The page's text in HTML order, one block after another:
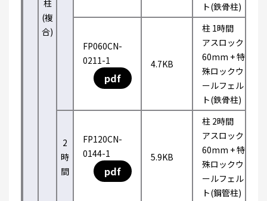
柱
(複
合)
ト(鉄骨柱)
FP060CN-
0211-1
pdf
4.7KB
柱 1時間
アスロック
60mm + 特
殊ロックウ
ールフェル
ト(鉄骨柱)
2
時
間
FP120CN-
0144-1
pdf
5.9KB
柱 2時間
アスロック
60mm + 特
殊ロックウ
ールフェル
ト(鋼管柱)